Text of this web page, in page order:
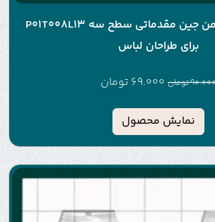
کاربرگ ترسیم دامن جین مقدماتی سطح سه P01T008L13
برای طراحان لباس
تومان 69.000 تومان
نمایش محصول